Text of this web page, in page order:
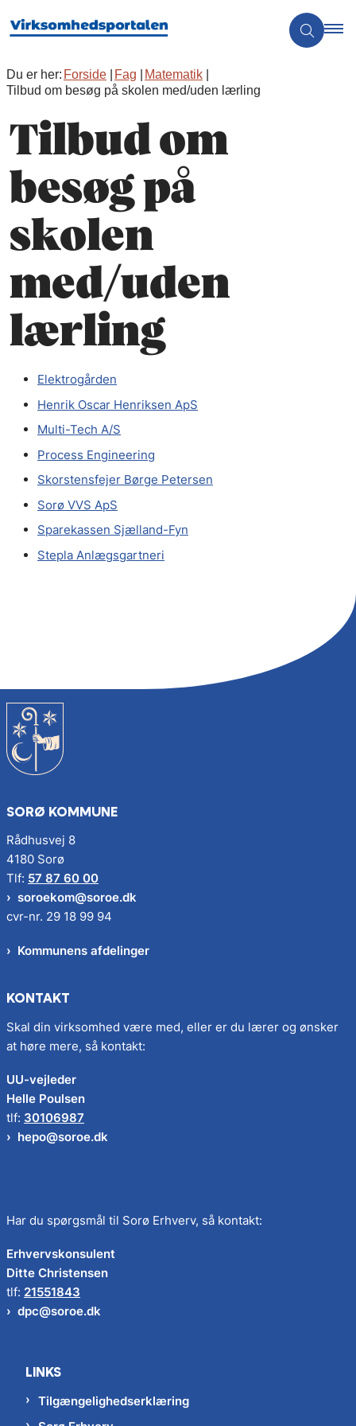
Du er her: Forside Fag
Matematik
Tilbud om besøg på skolen med/uden lærling
Tilbud om
besøg på
skolen
med/uden
lærling
Elektrogården
Henrik Oscar Henriksen ApS
Multi-Tech A/S
Process Engineering
Skorstensfejer Børge Petersen
Sorø VVS ApS
Sparekassen Sjælland-Fyn
Stepla Anlægsgartneri
SORØ KOMMUNE
Rådhusvej 8
4180 Sorø
Tlf: 57 87 60 00
soroekom@soroe.dk
cvr-nr. 29 18 99 94
Kommunens afdelinger
KONTAKT
Skal din virksomhed være med, eller er du lærer og ønsker
at høre mere, så kontakt:
UU-vejleder
Helle Poulsen
tlf: 30106987
hepo@soroe.dk
Har du spørgsmål til Sorø Erhverv, så kontakt:
Erhvervskonsulent
Ditte Christensen
tlf: 21551843
dpc@soroe.dk
LINKS
Tilgængelighedserklæring